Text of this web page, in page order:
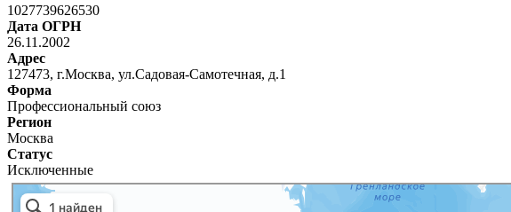
1027739626530
Дата ОГРН
26.11.2002
Адрес
127473, г.Москва, ул.Садовая-Самотечная, д.1
Форма
Профессиональный союз
Регион
Москва
Статус
Исключенные